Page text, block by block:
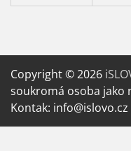
Copyright © 2026
soukromá osoba jako
Kontak: info@islovo.cz